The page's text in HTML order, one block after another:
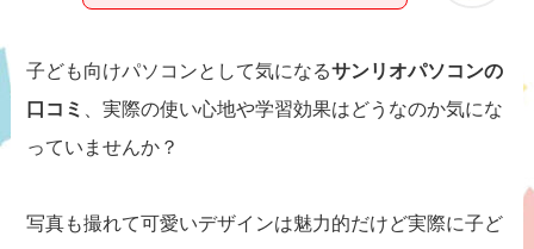
子ども向けパソコンとして気になるサンリオパソコンの
口コミ
、実際の使い心地や学習効果はどうなのか気にな
っていませんか？
写真も撮れて可愛いデザインは魅力的だけど実際に子ど